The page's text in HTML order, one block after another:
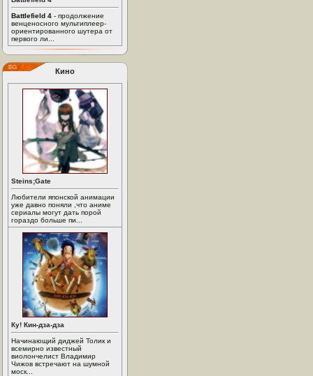
Battlefield 4 - продолжение
венценосного мультиплеер-
ориентированного шутера от
первого ли...
Кино
Steins;Gate
Любители японской анимации
уже давно поняли ,что аниме
сериалы могут дать порой
гораздо больше пи...
Ку! Кин-дза-дза
Начинающий диджей Толик и
всемирно известный
виолончелист Владимир
Чижов встречают на шумной
моск...